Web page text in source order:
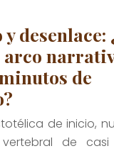
desenlace:
de
de inicio,
de